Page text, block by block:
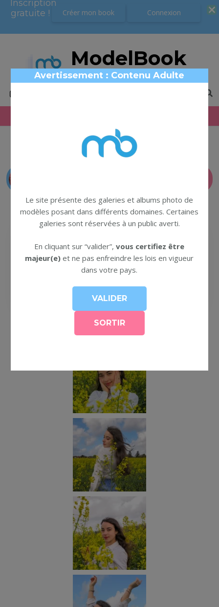
Inscription
gratuite !
Créer mon book Connexion
ModelBook
Book photo modèles
Colza
Inscription
gratuite !
Créer mon book Connexion
Avertissement : Contenu Adulte
Le site présente des galeries et albums photo de
modèles posant dans différents domaines. Certaines
galeries sont réservées à un public averti.
En cliquant sur “valider”,vous certifiez être
majeur(e) et ne pas enfreindre les lois en vigueur
dans votre pays.